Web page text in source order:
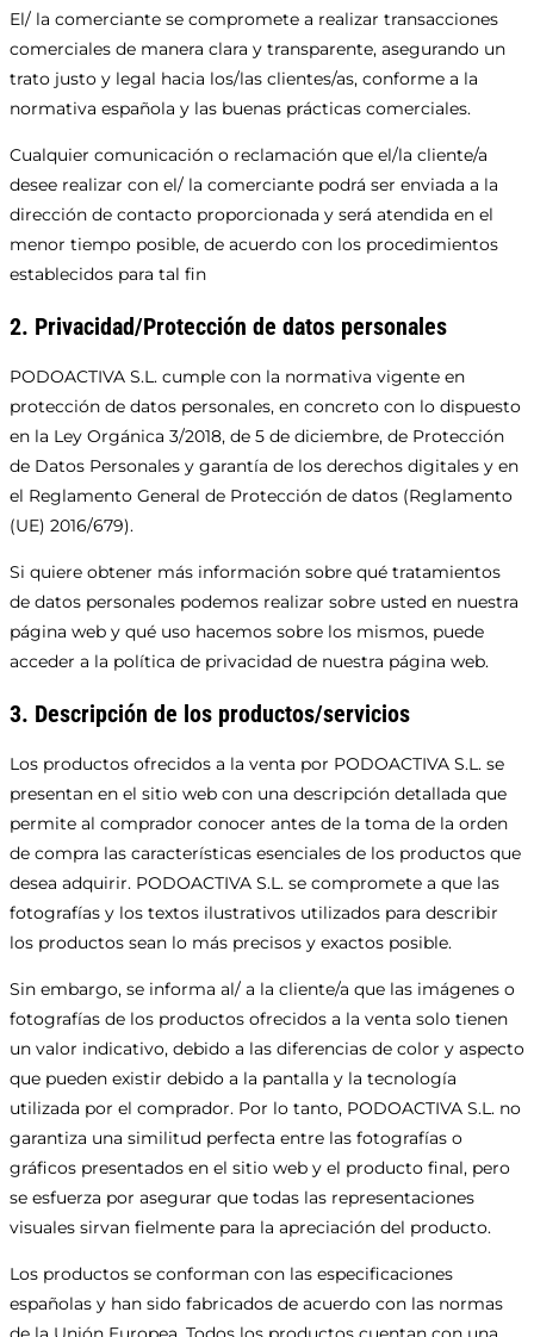
El/ la comerciante se compromete a realizar transacciones
comerciales de manera clara y transparente, asegurando un
trato justo y legal hacia los/las clientes/as, conforme a la
normativa española y las buenas prácticas comerciales.
Cualquier comunicación o reclamación que el/la cliente/a
desee realizar con el/ la comerciante podrá ser enviada a la
dirección de contacto proporcionada y será atendida en el
menor tiempo posible, de acuerdo con los procedimientos
establecidos para tal fin
2. Privacidad/Protección de datos personales
PODOACTIVA S.L. cumple con la normativa vigente en
protección de datos personales, en concreto con lo dispuesto
en la Ley Orgánica 3/2018, de 5 de diciembre, de Protección
de Datos Personales y garantía de los derechos digitales y en
el Reglamento General de Protección de datos (Reglamento
(UE) 2016/679).
Si quiere obtener más información sobre qué tratamientos
de datos personales podemos realizar sobre usted en nuestra
página web y qué uso hacemos sobre los mismos, puede
acceder a la política de privacidad de nuestra página web.
3. Descripción de los productos/servicios
Los productos ofrecidos a la venta por PODOACTIVA S.L. se
presentan en el sitio web con una descripción detallada que
permite al comprador conocer antes de la toma de la orden
de compra las características esenciales de los productos que
desea adquirir. PODOACTIVA S.L. se compromete a que las
fotografías y los textos ilustrativos utilizados para describir
los productos sean lo más precisos y exactos posible.
Sin embargo, se informa al/ a la cliente/a que las imágenes o
fotografías de los productos ofrecidos a la venta solo tienen
un valor indicativo, debido a las diferencias de color y aspecto
que pueden existir debido a la pantalla y la tecnología
utilizada por el comprador. Por lo tanto, PODOACTIVA S.L. no
garantiza una similitud perfecta entre las fotografías o
gráficos presentados en el sitio web y el producto final, pero
se esfuerza por asegurar que todas las representaciones
visuales sirvan fielmente para la apreciación del producto.
Los productos se conforman con las especificaciones
españolas y han sido fabricados de acuerdo con las normas